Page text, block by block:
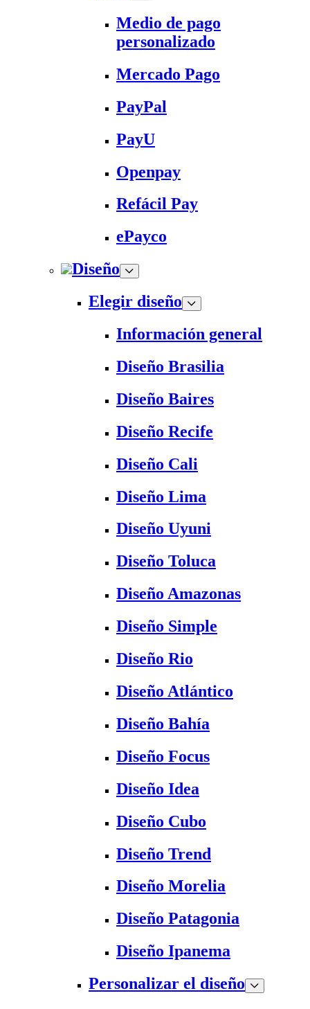
Medio de pago
personalizado
Mercado Pago
PayPal
PayU
Openpay
Refácil Pay
ePayco
Diseño
Elegir diseño
Información general
Diseño Brasilia
Diseño Baires
Diseño Recife
Diseño Cali
Diseño Lima
Diseño Uyuni
Diseño Toluca
Diseño Amazonas
Diseño Simple
Diseño Rio
Diseño Atlántico
Diseño Bahía
Diseño Focus
Diseño Idea
Diseño Cubo
Diseño Trend
Diseño Morelia
Diseño Patagonia
Diseño Ipanema
Personalizar el diseño